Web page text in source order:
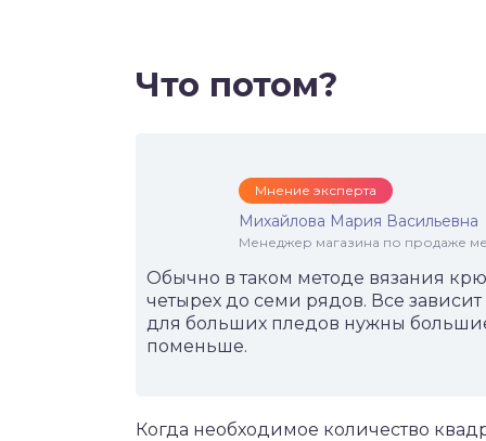
Что потом?
Мнение эксперта
Михайлова Мария Васильевна
Менеджер магазина по продаже
Обычно в таком методе вязания
четырех до семи рядов. Все зависит
для больших пледов нужны
поменьше.
Когда необходимое количество